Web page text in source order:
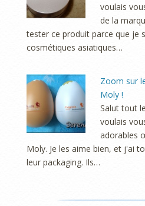
voulais
de la
tester ce produit parce que je
cosmétiques asiatiques…
Zoom sur
Moly !
Salut tout
voulais
adorables
Moly. Je les aime bien, et j'ai
leur packaging. Ils…